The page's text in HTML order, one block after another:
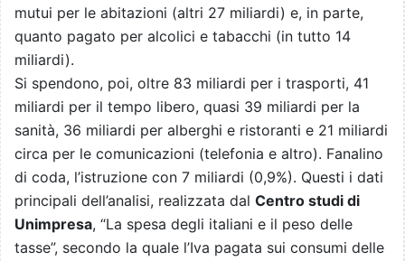
mutui per le abitazioni (altri 27 miliardi) e, in parte,
quanto pagato per alcolici e tabacchi (in tutto 14
miliardi).
Si spendono, poi, oltre 83 miliardi per i trasporti, 41
miliardi per il tempo libero, quasi 39 miliardi per la
sanità, 36 miliardi per alberghi e ristoranti e 21 miliardi
circa per le comunicazioni (telefonia e altro). Fanalino
di coda, l’istruzione con 7 miliardi (0,9%). Questi i dati
principali dell’analisi, realizzata dal Centro studi di
Unimpresa, “La spesa degli italiani e il peso delle
tasse”, secondo la quale l’Iva pagata sui consumi delle